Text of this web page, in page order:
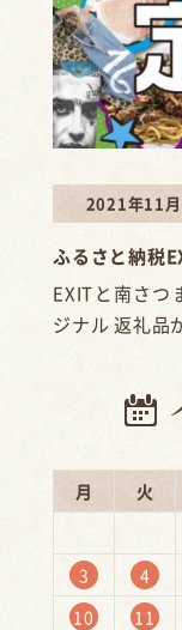
2021年11月
ふるさと納税
EXITと南さつ
ジナル 返礼品
月
火
3
4
10
11